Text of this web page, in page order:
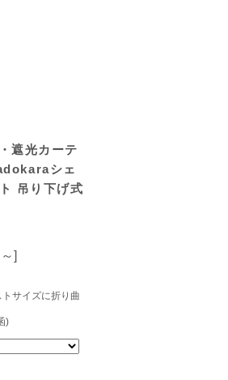
遮光カーテ
シェ
吊り下げ式
]
サイズに折り曲
)